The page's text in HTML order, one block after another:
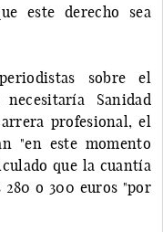
este derecho sea
sobre el
Sanidad
profesional, el
"en este momento
que la cuantía
o 300 euros "por